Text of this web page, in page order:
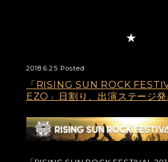
2018.6.25 Posted
「RISING SUN ROCK
EZO」日割り、出演ステージ発